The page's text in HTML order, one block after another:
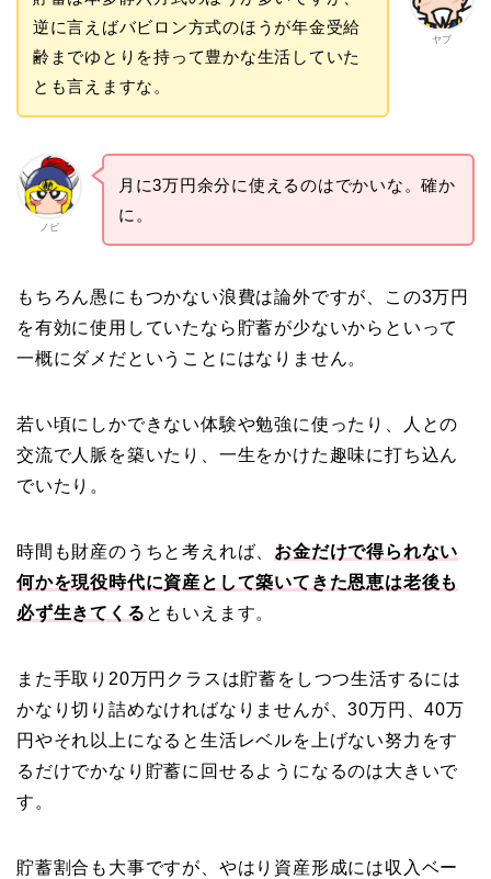
ヤブ
逆に言えばバビロン方式のほうが年金受給
齢までゆとりを持って豊かな生活していた
とも言えますな。
ノビ
月に3万円余分に使えるのはでかいな。確か
に。
もちろん愚にもつかない浪費は論外ですが、この3万円
を有効に使用していたなら貯蓄が少ないからといって
一概にダメだということにはなりません。
若い頃にしかできない体験や勉強に使ったり、人との
交流で人脈を築いたり、一生をかけた趣味に打ち込ん
でいたり。
時間も財産のうちと考えれば、 お金だけで得られない
何かを現役時代に資産として築いてきた恩恵は老後も
必ず生きてくる ともいえます。
また手取り20万円クラスは貯蓄をしつつ生活するには
かなり切り詰めなければなりませんが、30万円、40万
円やそれ以上になると生活レベルを上げない努力をす
るだけでかなり貯蓄に回せるようになるのは大きいで
す。
貯蓄割合も大事ですが、やはり資産形成には収入ベー